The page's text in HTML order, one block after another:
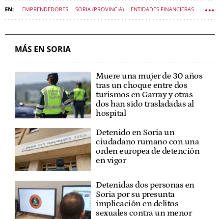
EMPRENDEDORES SORIA (PROVINCIA) ENTIDADES FINANCIERAS
MÁS EN SORIA
Muere una mujer de 30 años
tras un choque entre dos
turismos en Garray y otras
dos han sido trasladadas al
hospital
Detenido en Soria un
ciudadano rumano con una
orden europea de detención
en vigor
Detenidas dos personas en
Soria por su presunta
implicación en delitos
sexuales contra un menor